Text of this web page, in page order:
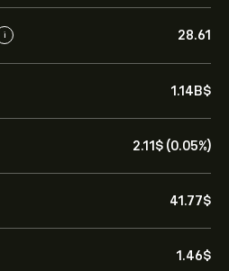
i 28.61
1.14B‎$‎
2.11‎$‎ (0.05%)
41.77‎$‎
1.46‎$‎